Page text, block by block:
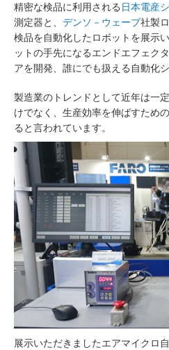
精密な検品に利用される 日本電産
測定器と、 デンソ－ウェーブ社製
検品を自動化したロボットを展示
ットの手先になるエンドエフェク
アを開発、誰にでも扱える自動化
製造業のトレンドとして近年は一
けでなく、生産効率を伸ばすため
ると言われています。
展示いただきましたエアマイクロ